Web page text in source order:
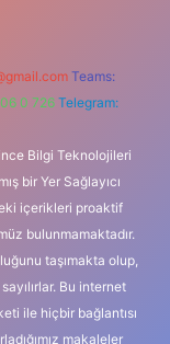
Teams:
0 726 Telegram:
Bilgi Teknolojileri
bir Yer Sağlayıcı
içerikleri proaktif
bulunmamaktadır.
taşımakta olup,
Bu internet
ile hiçbir bağlantısı
makaleler